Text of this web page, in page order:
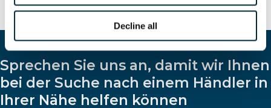
Decline all
Sprechen Sie uns an, damit wir Ihnen
bei der Suche nach einem Händler in
Ihrer Nähe helfen können